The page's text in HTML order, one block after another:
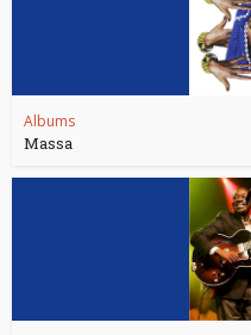
Albums
Massa